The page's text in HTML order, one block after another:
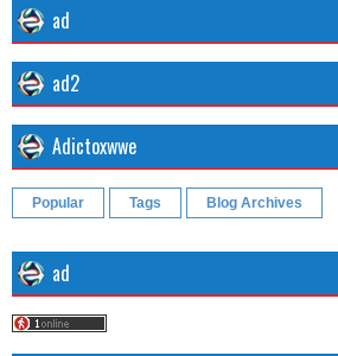
ad
ad2
Adictoxwwe
Popular Tags Blog Archives
ad